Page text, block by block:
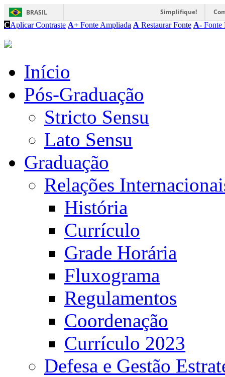
BRASIL Simplifique!
CAplicar Contraste A+ Fonte Ampliada A Restaurar Fonte A- Fonte
Início
Pós-Graduação
Stricto Sensu
Lato Sensu
Graduação
Relações
História
Currículo
Grade Horária
Fluxograma
Regulamentos
Coordenação
Currículo 2023
Defesa e Gestão